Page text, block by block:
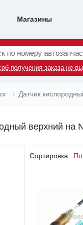
Магазины
по номеру
получения заказа не
Датчик
верхний на
Сортировка: